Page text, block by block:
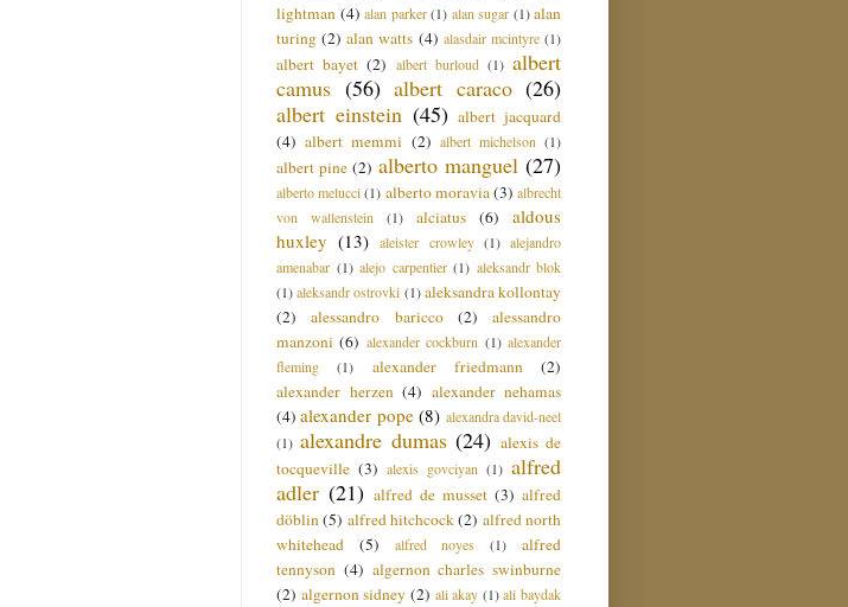
lightman (4) alan parker (1) alan sugar (1) alan
turing (2) alan watts (4) alasdair mcintyre (1)
albert bayet (2) albert burloud (1) albert
camus (56) albert caraco (26)
albert einstein (45) albert jacquard
(4) albert memmi (2) albert michelson (1)
albert pine (2) alberto manguel (27)
alberto melucci (1) alberto moravia (3) albrecht
von wallenstein
(1) alciatus (6)
aldous
huxley (13) aleister crowley (1) alejandro
amenabar (1) alejo carpentier (1) aleksandr blok
(1) aleksandr ostrovki (1) aleksandra kollontay
(2)
alessandro baricco (2)
alessandro
manzoni (6) alexander cockburn (1) alexander
fleming
(1) alexander friedmann
(2)
alexander herzen (4) alexander nehamas
(4) alexander pope (8) alexandra david-neel
(1) alexandre dumas (24) alexis de
tocqueville (3) alexis govciyan (1) alfred
adler (21) alfred de musset (3) alfred
döblin (5) alfred hitchcock(2) alfred north
whitehead
(5) alfred noyes (1)
alfred
tennyson (4) algernon charles swinburne
(2) algernon sidney (2) ali akay (1) ali baydak